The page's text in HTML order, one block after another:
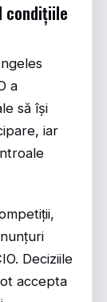
condițiile
a
să își
iar
Deciziile
accepta